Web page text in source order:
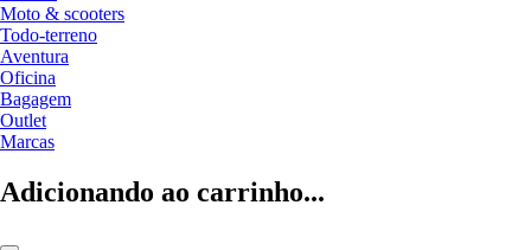
Moto & scooters
Todo-terreno
Aventura
Oficina
Bagagem
Outlet
Marcas
Adicionando ao carrinho...